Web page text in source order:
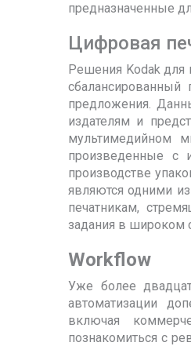
предназначенные
Цифровая
Решения Kodak для
предложения.
издателям и
мультимедийном
произведенные с
производстве
являются одними
печатникам,
задания в широком
Workflow
Уже более
автоматизации
включая
познакомиться с